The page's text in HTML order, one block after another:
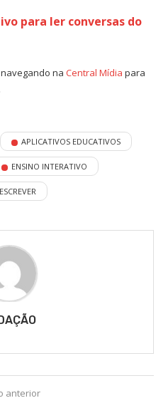
para ler conversas do
na Central Mídia para
APLICATIVOS EDUCATIVOS
ENSINO INTERATIVO
anterior